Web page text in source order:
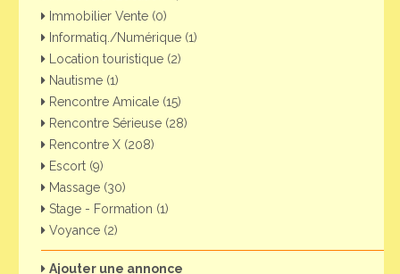
Immobilier Vente (0)
Informatiq./Numérique (1)
Location touristique (2)
Nautisme (1)
Rencontre Amicale (15)
Rencontre Sérieuse (28)
Rencontre X (208)
Escort (9)
Massage (30)
Stage - Formation (1)
Voyance (2)
Ajouter une annonce